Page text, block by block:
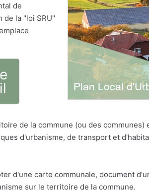
de
la "loi SRU"
de la commune (ou des communes)
d'urbanisme, de transport et
d'une carte communale, document
sur le territoire de la commune.